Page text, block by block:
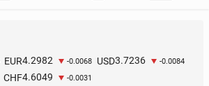
EUR4.2982 -0.0068 USD3.7236 -0.0084
CHF4.6049 -0.0031